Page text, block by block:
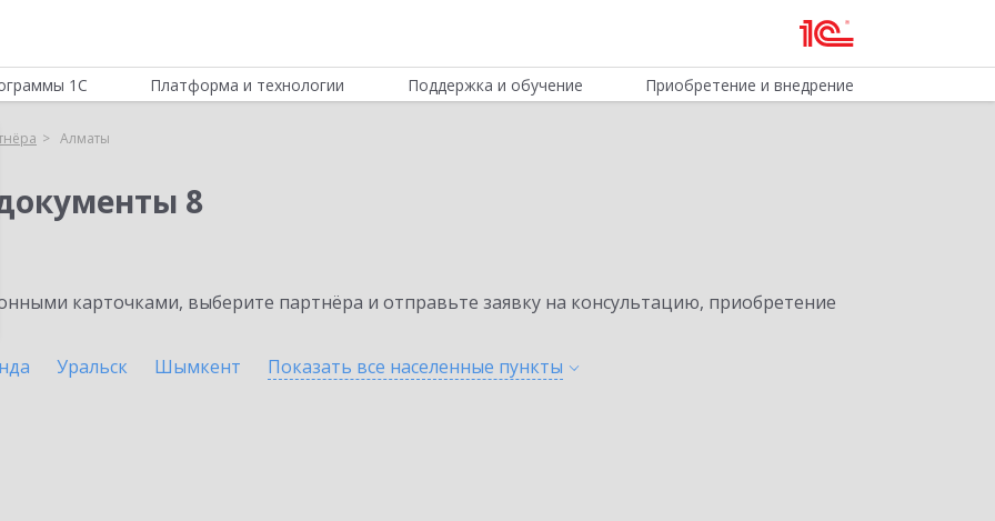
1С Платформа и технологии Поддержка и обучение Приобретение и внедрение
Алматы
8
карточками, выберите партнёра и отправьте заявку на консультацию, приобретение
Уральск Шымкент Показать все населенные пункты